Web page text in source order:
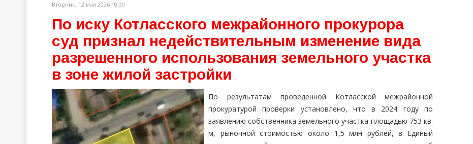
Вторник, 12 мая 2026 10:30
По иску Котласского межрайонного прокурора
суд признал недействительным изменение вида
разрешенного использования земельного участка
в зоне жилой застройки
По результатам проведенной Котласской межрайонной
прокуратурой проверки установлено, что в 2024 году по
заявлению собственника земельного участка площадью 753 кв.
м, рыночной стоимостью около 1,5 млн рублей, в Единый